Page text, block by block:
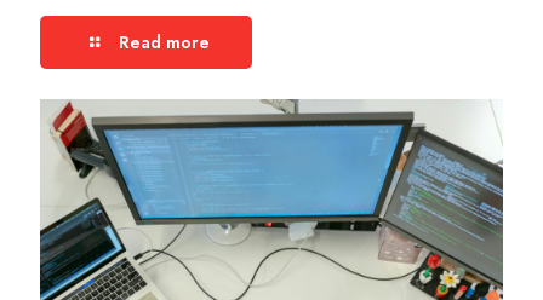
Read more